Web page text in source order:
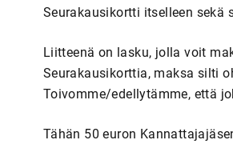
Seurakausikortti itselleen sekä
Liitteenä on lasku, jolla voit
Seurakausikorttia, maksa silti
Toivomme/edellytämme, että
Tähän 50 euron